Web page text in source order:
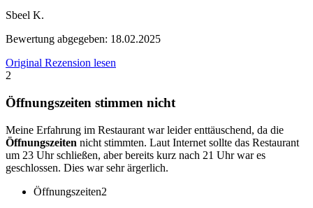
Sbeel K.
Bewertung abgegeben: 18.02.2025
Original Rezension lesen
2
Öffnungszeiten stimmen nicht
Meine Erfahrung im Restaurant war leider enttäuschend, da die
Öffnungszeiten nicht stimmten. Laut Internet sollte das Restaurant
um 23 Uhr schließen, aber bereits kurz nach 21 Uhr war es
geschlossen. Dies war sehr ärgerlich.
Öffnungszeiten2